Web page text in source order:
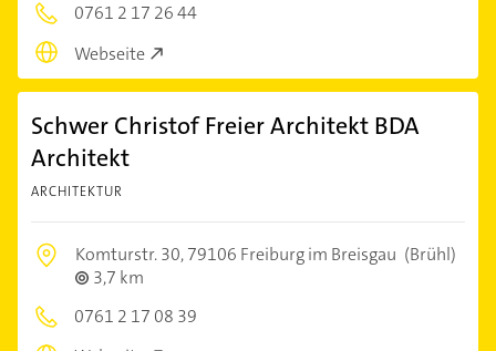
0761 2 17 26 44
Webseite
Schwer Christof Freier Architekt BDA
Architekt
ARCHITEKTUR
Komturstr. 30,79106 Freiburg im Breisgau (Brühl)
3,7 km
0761 2 17 08 39